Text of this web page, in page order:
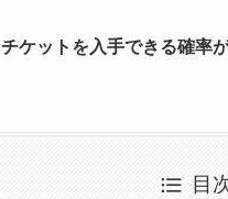
ケットを入手できる確率
目